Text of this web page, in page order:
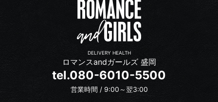
DELIVERY HEALTH
ロマンスandガールズ 盛岡
tel.080-6010-5500
営業時間 / 9:00～翌3:00